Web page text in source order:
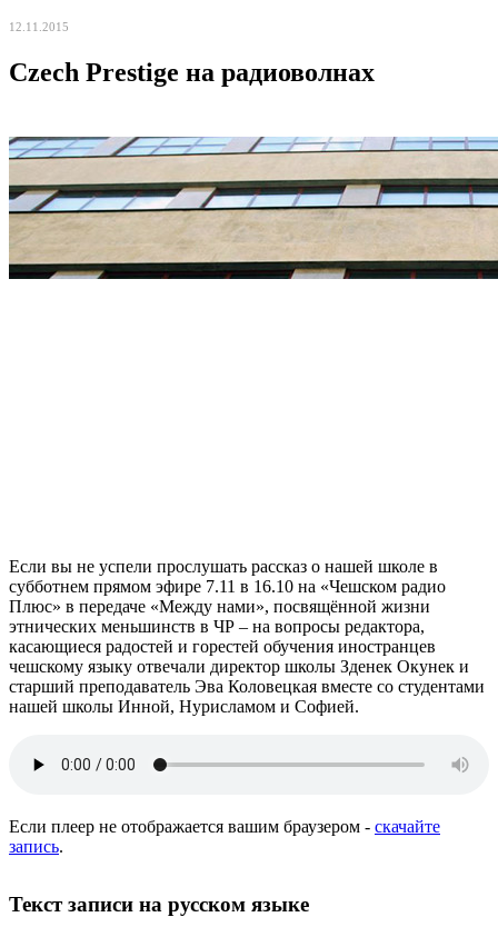
12.11.2015
Czech Prestige на радиоволнах
Если вы не успели прослушать рассказ о нашей школе в
субботнем прямом эфире 7.11 в 16.10 на «Чешском радио
Плюс» в передаче «Между нами», посвящённой жизни
этнических меньшинств в ЧР – на вопросы редактора,
касающиеся радостей и горестей обучения иностранцев
чешскому языку отвечали директор школы Зденек Окунек и
старший преподаватель Эва Коловецкая вместе со студентами
нашей школы Инной, Нурисламом и Софией.
Если плеер не отображается вашим браузером - скачайте
запись.
Текст записи на русском языке